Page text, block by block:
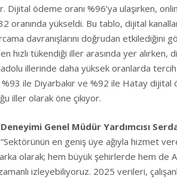
Dijital ödeme oranı %96’ya ulaşırken,
oranında yükseldi. Bu tablo, dijital
davranışlarını doğrudan etkilediğini
hızlı tükendiği iller arasında yer alırken,
illerinde daha yüksek oranlarda
ile Diyarbakır ve %92 ile Hatay dijital
iller olarak öne çıkıyor.
Genel Müdür Yardımcısı
en geniş üye ağıyla hizmet
olarak; hem büyük şehirlerde hem de
izleyebiliyoruz. 2025 verileri,